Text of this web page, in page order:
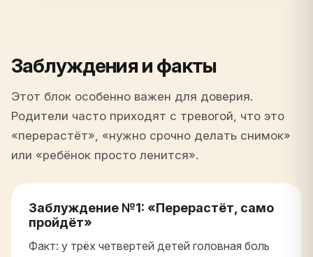
Заблуждения и факты
Этот блок особенно важен для доверия.
Родители часто приходят с тревогой, что это
«перерастёт», «нужно срочно делать снимок»
или «ребёнок просто ленится».
Заблуждение №1: «Перерастёт, само
пройдёт»
Факт: у трёх четвертей детей головная боль